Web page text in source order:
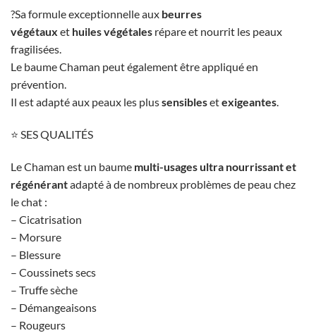
?Sa formule exceptionnelle aux beurres
végétaux et huiles végétales répare et nourrit les peaux
fragilisées.
Le baume Chaman peut également être appliqué en
prévention.
Il est adapté aux peaux les plussensiblesetexigeantes.
⭐ SES QUALITÉS
Le Chaman est un baume multi-usages ultra nourrissant et
régénérantadapté à de nombreux problèmes de peau chez
le chat :
– Cicatrisation
– Morsure
– Blessure
– Coussinets secs
– Truffe sèche
– Démangeaisons
– Rougeurs